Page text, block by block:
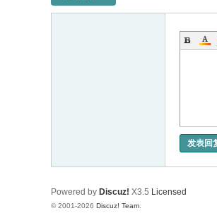
发表回
Powered by Discuz! X3.5 Licensed
© 2001-2026 Discuz! Team